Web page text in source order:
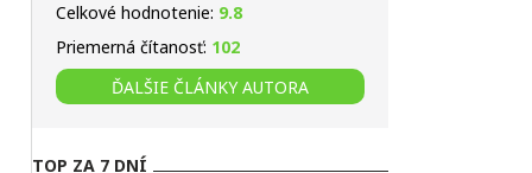
Celkové hodnotenie: 9.8
Priemerná čítanosť: 102
ĎALŠIE ČLÁNKY AUTORA
TOP ZA 7 DNÍ